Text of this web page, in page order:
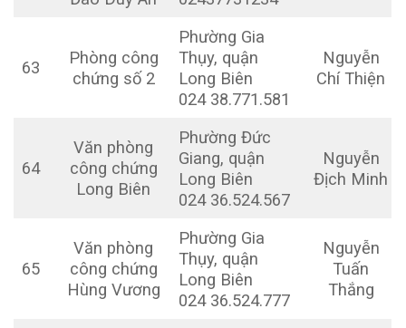
63
Phòng công
chứng số 2
Phường Gia
Thụy, quận
Long Biên
024 38.771.581
Nguyễn
Chí Thiện
64
Văn phòng
công chứng
Long Biên
Phường Đức
Giang, quận
Long Biên
024 36.524.567
Nguyễn
Địch Minh
65
Văn phòng
công chứng
Hùng Vương
Phường Gia
Thụy, quận
Long Biên
024 36.524.777
Nguyễn
Tuấn
Thắng